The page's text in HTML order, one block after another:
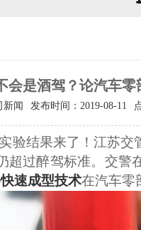
会是酒驾？论汽车零
新闻 发布时间：2019-08-11
验结果来了！江苏
超过醉驾标准。交警
快速成型技术在汽车零